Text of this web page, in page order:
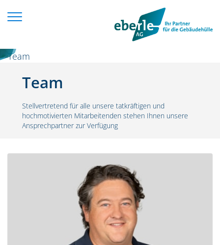
Team
Stellvertretend für alle unsere tatkräftigen und
hochmotivierten Mitarbeitenden stehen Ihnen unsere
Ansprechpartner zur Verfügung